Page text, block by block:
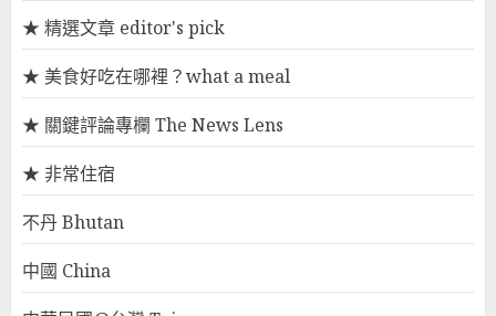
★ 精選文章 editor's pick
★ 美食好吃在哪裡？what a meal
★ 關鍵評論專欄 The News Lens
★ 非常住宿
不丹 Bhutan
中國 China